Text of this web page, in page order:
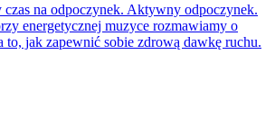
czas na odpoczynek. Aktywny odpoczynek.
energetycznej muzyce rozmawiamy o
to, jak zapewnić sobie zdrową dawkę ruchu.